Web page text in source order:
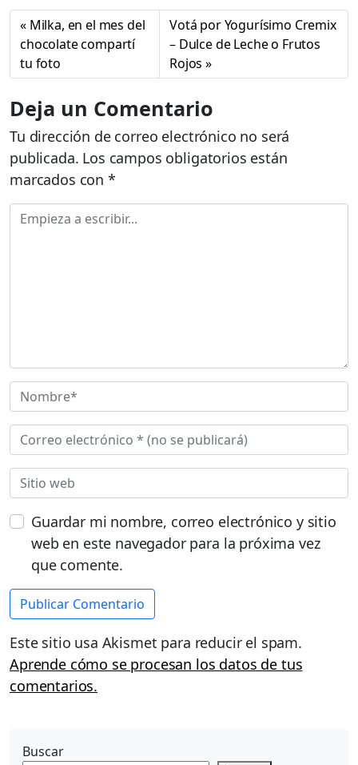
Milka, en el mes del
chocolate compartí
tu foto
Votá por Yogurísimo Cremix
– Dulce de Leche o Frutos
Rojos
Deja un Comentario
Tu dirección de correo electrónico no será
publicada. Los campos obligatorios están
marcados con *
Guardar mi nombre, correo electrónico y sitio
web en este navegador para la próxima vez
que comente.
Este sitio usa Akismet para reducir el spam.
Aprende cómo se procesan los datos de tus
comentarios.
Buscar